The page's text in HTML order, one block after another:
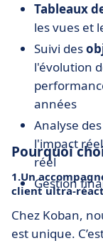
Tableaux
les vues et
Suivi des
l'évolution
années
Analyse des
l'impact
réel
Gestion
Pourquoi
1.Un
client ultra-
Chez Koban,
est unique.